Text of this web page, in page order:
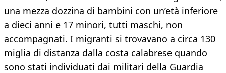
una mezza dozzina di bambini con un’età inferiore
a dieci anni e 17 minori, tutti maschi, non
accompagnati. I migranti si trovavano a circa 130
miglia di distanza dalla costa calabrese quando
sono stati individuati dai militari della Guardia